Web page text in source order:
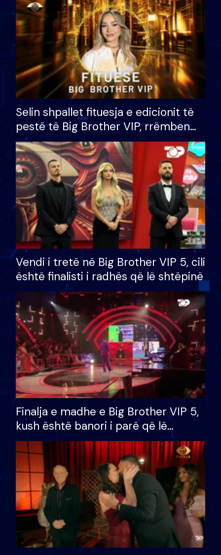
Selin shpallet fituesja e edicionit të
pestë të Big Brother VIP, rrëmben
çmimin e madh prej 100 mijë eurosh
Vendi i tretë në Big Brother VIP 5, cili
është finalisti i radhës që lë shtëpinë
Finalja e madhe e Big Brother VIP 5,
kush është banori i parë që lë
shtëpinë dhe humb mundësinë për
të fituar çmimin e madh